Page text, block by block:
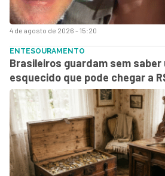
4 de agosto de 2026 - 15:20
ENTESOURAMENTO
Brasileiros guardam sem
esquecido que pode chegar a